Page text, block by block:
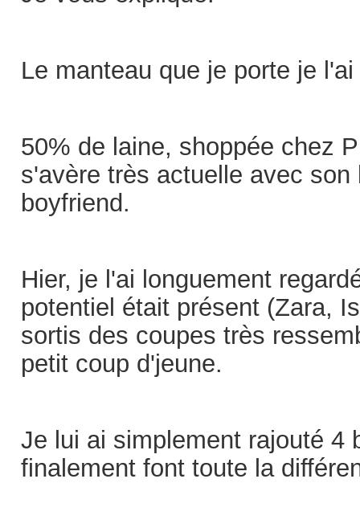
Le manteau que je porte je
50% de laine, shoppée chez
s'avère très actuelle avec
boyfriend.
Hier, je l'ai longuement
potentiel était présent (Zara,
sortis des coupes très
petit coup d'jeune.
Je lui ai simplement rajouté 4
finalement font toute la